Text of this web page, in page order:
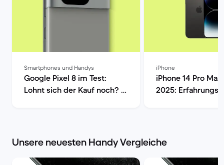
Smartphones und Handys
Google Pixel 8 im Test:
Lohnt sich der Kauf noch? |
iPhone
iPhone 14 Pro Max
2025:
Unsere neuesten Handy Vergleiche